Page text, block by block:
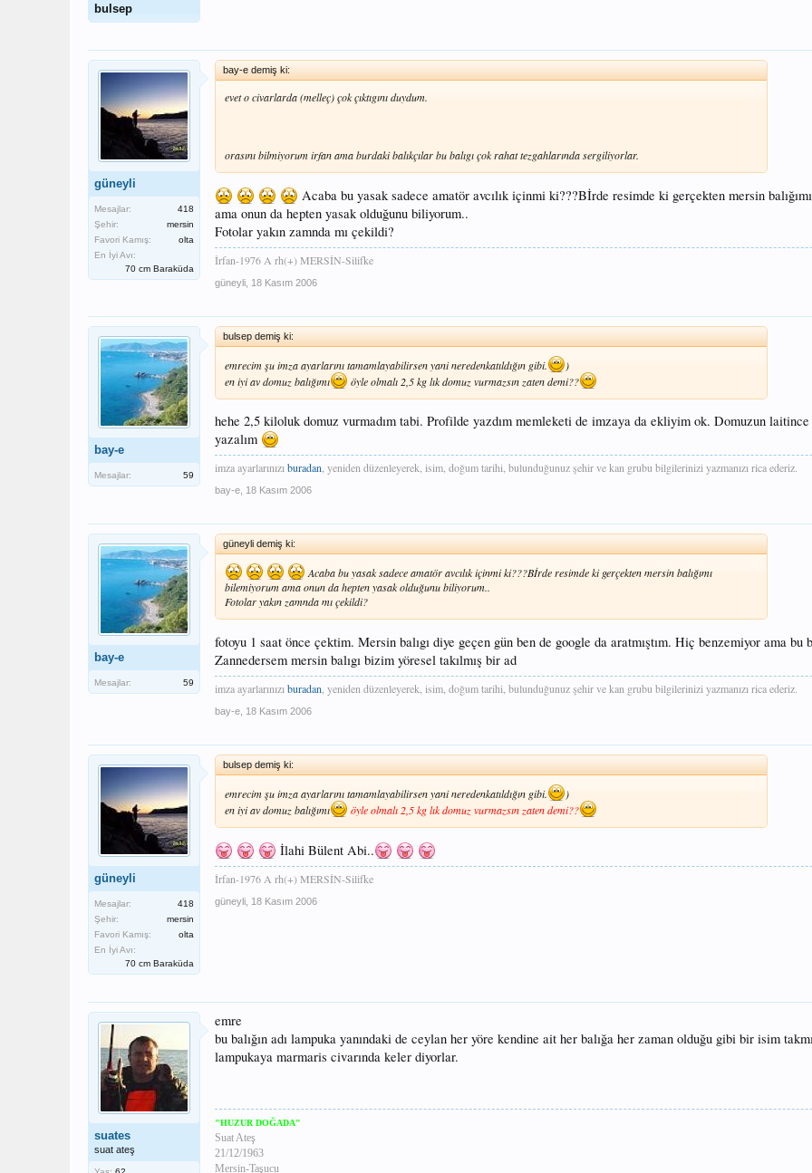
bulsep
güneyli
Mesajlar:
418
Şehir:
mersin
Favori Kamış:
olta
En İyi Avı:
70 cm Baraküda
bay-e demiş ki:
evet o civarlarda (melleç) çok çıktıgını duydum.
orasını bilmiyorum irfan ama burdaki balıkçılar bu balıgı çok rahat tezgahlarında sergiliyorlar.
Acaba bu yasak sadece amatör avcılık içinmi ki???Bİrde resimde ki gerçekten mersin
ama onun da hepten yasak olduğunu biliyorum..
Fotolar yakın zamnda mı çekildi?
İrfan-1976 A rh(+) MERSİN-Silifke
güneyli 18 Kasım 2006
bay-e
Mesajlar: 59
bulsep demiş ki:
emrecim şu imza ayarlarını tamamlayabilirsen yani neredenkatıldığın gibi.
)
en iyi av domuz balığımı
öyle olmalı 2,5 kg lık domuz vurmazsın zaten demi??
hehe 2,5 kiloluk domuz vurmadım tabi. Profilde yazdım memleketi de imzaya da ekliyim ok. Domuzun laitince
yazalım
imza ayarlarınızıburadan, yeniden düzenleyerek, isim, doğum tarihi, bulunduğunuz şehir ve kan grubu bilgilerinizi yazmanızı rica ederiz.
bay-e 18 Kasım 2006
bay-e
Mesajlar: 59
güneyli demiş ki:
Acaba bu yasak sadece amatör avcılık içinmi ki???Bİrde resimde ki gerçekten mersin balığımı
bilemiyorum ama onun da hepten yasak olduğunu biliyorum..
Fotolar yakın zamnda mı çekildi?
fotoyu 1 saat önce çektim. Mersin balıgı diye geçen gün ben de google da aratmıştım. Hiç benzemiyor ama bu
Zannedersem mersin balıgı bizim yöresel takılmış bir ad
imza ayarlarınızı buradan , yeniden düzenleyerek, isim, doğum tarihi, bulunduğunuz şehir ve kan grubu bilgilerinizi yazmanızı rica ederiz.
bay-e 18 Kasım 2006
güneyli
Mesajlar:
418
Şehir:
mersin
Favori Kamış:
olta
En İyi Avı:
70 cm Baraküda
bulsep demiş ki:
emrecim şu imza ayarlarını tamamlayabilirsen yani neredenkatıldığın gibi.
)
en iyi av domuz balığımı
öyle olmalı 2,5 kg lık domuz vurmazsın zaten demi??
İlahi Bülent Abi..
İrfan-1976 A rh(+) MERSİN-Silifke
güneyli 18 Kasım 2006
suates
suat ateş
emre
bu balığın adı lampuka yanındaki de ceylan her yöre kendine ait her balığa her zaman olduğu gibi bir isim
lampukaya marmaris civarında keler diyorlar.
"HUZUR DOĞADA"
Suat Ateş
21/12/1963
Mersin-Taşucu